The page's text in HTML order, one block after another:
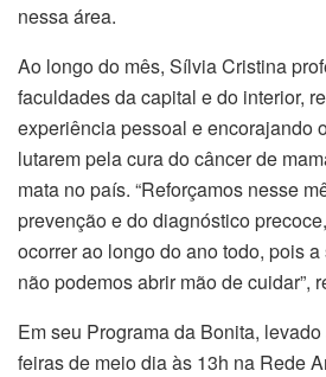
nessa área.
Ao longo do mês, Sílvia Cristina
faculdades da capital e do interior,
experiência pessoal e encorajando
lutarem pela cura do câncer de
mata no país. “Reforçamos nesse
prevenção e do diagnóstico
ocorrer ao longo do ano todo, pois
não podemos abrir mão de cuidar”,
Em seu Programa da Bonita,
feiras de meio dia às 13h na Rede